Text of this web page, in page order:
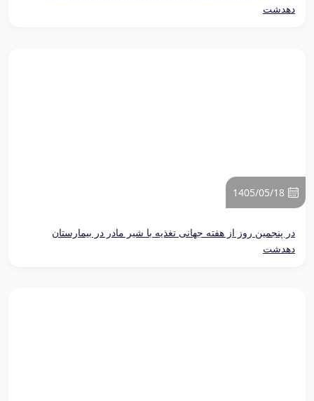
دهدشت
1405/05/18
در پنجمین روز از هفته جهانی تغذیه با شیر مادر در بیمارستان
دهدشت